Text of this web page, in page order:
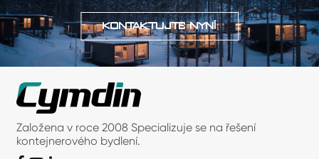
KONTAKTUJTE NYNÍ
Založena v roce 2008 Specializuje se na řešení
kontejnerového bydlení.